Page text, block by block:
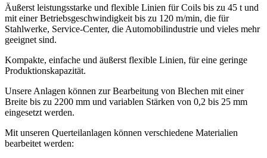
Äußerst leistungsstarke und flexible Linien für Coils bis zu 45 t und
mit einer Betriebsgeschwindigkeit bis zu 120 m/min, die für
Stahlwerke, Service-Center, die Automobilindustrie und vieles mehr
geeignet sind.
Kompakte, einfache und äußerst flexible Linien, für eine geringe
Produktionskapazität.
Unsere Anlagen können zur Bearbeitung von Blechen mit einer
Breite bis zu 2200 mm und variablen Stärken von 0,2 bis 25 mm
eingesetzt werden.
Mit unseren Querteilanlagen können verschiedene Materialien
bearbeitet werden: